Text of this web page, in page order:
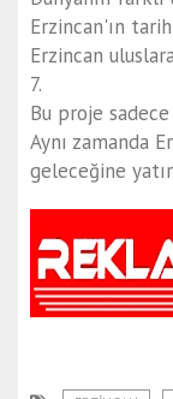
Erzincan'ın
Erzincan
7.
Bu proje
Aynı zamanda
geleceğine